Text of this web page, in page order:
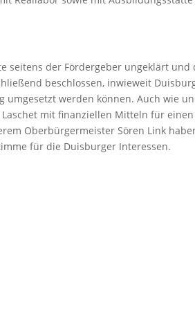
seitens der Fördergeber ungeklärt
beschlossen, inwieweit
umgesetzt werden können. Auch wie
mit finanziellen Mitteln für
Oberbürgermeister Sören Link
für die Duisburger Interessen.